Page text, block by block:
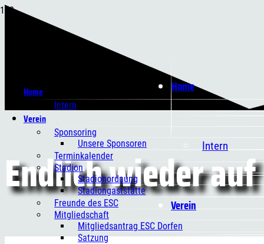
Home
Intern
Verein
Home
Intern
Verein
Sponsoring
Unsere Sponsoren
Terminkalender
Stadion
Stadionordnung
Stadiongaststätte
Freunde des ESC
Mitgliedschaft
Mitgliedsantrag ESC Dorfen
Satzung
Endlich wieder